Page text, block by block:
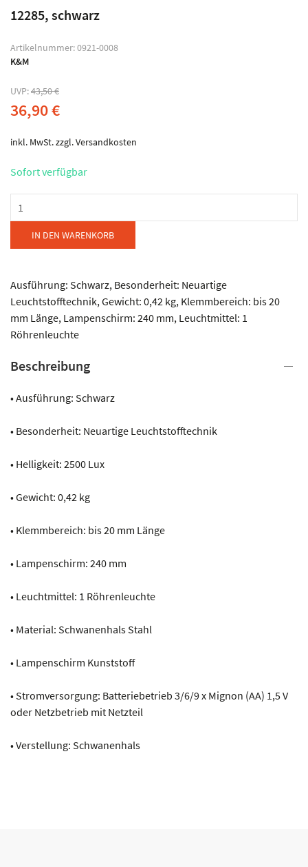
12285, schwarz
Artikelnummer:0921-0008
K&M
UVP:43,50€
36,90€
inkl. MwSt.zzgl.Versandkosten
Sofort verfügbar
&
Meyer
-
Menge
IN DEN WARENKORB
Ausführung: Schwarz, Besonderheit: Neuartige
Leuchtstofftechnik, Gewicht: 0,42 kg, Klemmbereich: bis 20
mm Länge, Lampenschirm: 240 mm, Leuchtmittel: 1
Röhrenleuchte
Beschreibung
• Ausführung: Schwarz
• Besonderheit: Neuartige Leuchtstofftechnik
• Helligkeit: 2500 Lux
• Gewicht: 0,42 kg
• Klemmbereich: bis 20 mm Länge
• Lampenschirm: 240 mm
• Leuchtmittel: 1 Röhrenleuchte
• Material: Schwanenhals Stahl
• Lampenschirm Kunststoff
• Stromversorgung: Batteriebetrieb 3/6/9 x Mignon (AA) 1,5 V
oder Netzbetrieb mit Netzteil
• Verstellung: Schwanenhals